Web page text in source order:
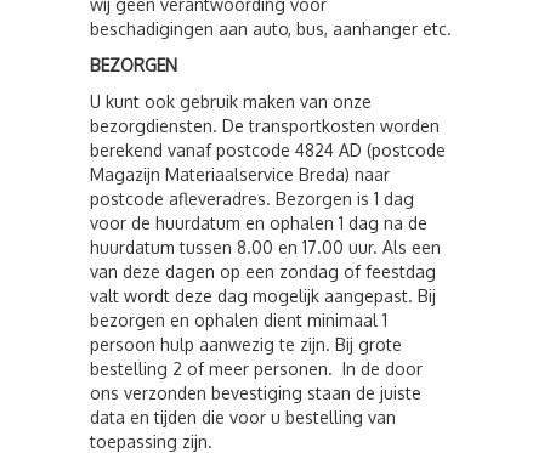
wij geen verantwoording voor
beschadigingen aan auto, bus, aanhanger etc.
BEZORGEN
U kunt ook gebruik maken van onze
bezorgdiensten. De transportkosten worden
berekend vanaf postcode 4824 AD (postcode
Magazijn Materiaalservice Breda) naar
postcode afleveradres. Bezorgen is 1 dag
voor de huurdatum en ophalen 1 dag na de
huurdatum tussen 8.00 en 17.00 uur. Als een
van deze dagen op een zondag of feestdag
valt wordt deze dag mogelijk aangepast. Bij
bezorgen en ophalen dient minimaal 1
persoon hulp aanwezig te zijn. Bij grote
bestelling 2 of meer personen. In de door
ons verzonden bevestiging staan de juiste
data en tijden die voor u bestelling van
toepassing zijn.